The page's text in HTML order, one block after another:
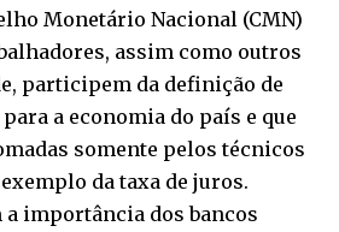
Monetário Nacional (CMN)
assim como outros
participem da definição de
a economia do país e que
somente pelos técnicos
da taxa de juros.
importância dos bancos